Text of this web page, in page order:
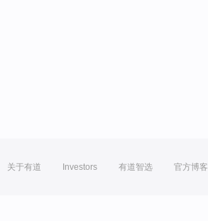
关于有道 Investors 有道智选 官方博客